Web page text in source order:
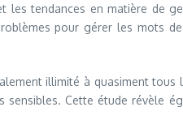
tendances en matière de
pour gérer les mots
illimité à quasiment tous
Cette étude révèle